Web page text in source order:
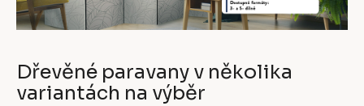
Dřevěné paravany v několika
variantách na výběr